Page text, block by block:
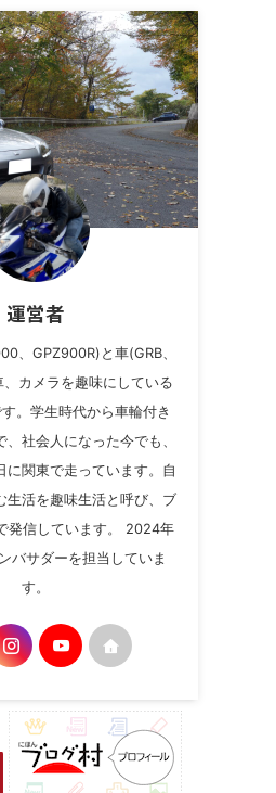
運営者
、GPZ900R)と車(GRB、
カメラを趣味にしている
。学生時代から車輪付き
社会人になった今でも、
に関東で走っています。自
生活を趣味生活と呼び、ブ
発信しています。 2024年
バサダーを担当していま
す。